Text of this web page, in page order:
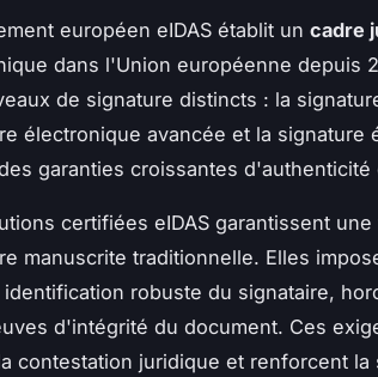
européen eIDAS établit un cadre
dans l'Union européenne depuis
de signature distincts : la
électronique avancée et la signature
garanties croissantes
certifiées eIDAS garantissent une
manuscrite traditionnelle. Elles
robuste du signataire,
d'intégrité du document. Ces
contestation juridique et renforcent la